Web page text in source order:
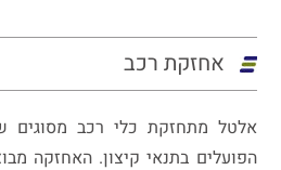
אחזקת רכב
אלטל מתחזקת כלי רכב מסוגים
הפועלים בתנאי קיצון. האחזקה